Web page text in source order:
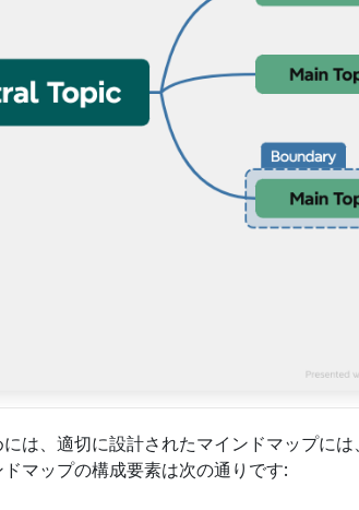
は、適切に設計されたマインドマップに
マップの構成要素は次の通りです: